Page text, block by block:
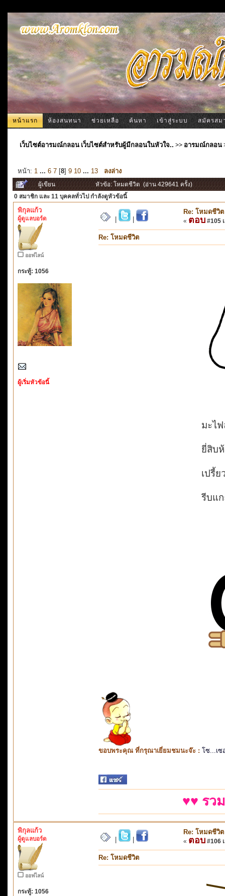
หน้าแรก ห้องสนทนา ช่วยเหลือ ค้นหา เข้าสู่ระบบ สมัครสม
เว็บไซต์อารมณ์กลอน เว็บไซต์สำหรับผู้มีกลอนในหัวใจ.. >> อารมณ์กลอน
หน้า: 1 ... 6 7 [8] 9 10 ... 13 ลงล่าง
ผู้เขียน
หัวข้อ: โหมดชีวิต (อ่าน 429641 ครั้ง)
0 สมาชิก และ 11 บุคคลทั่วไป กำลังดูหัวข้อนี้
พิกุลแก้ว
ผู้ดูแลบอร์ด
ออฟไลน์
กระทู้: 1056
ผู้เริ่มหัวข้อนี้
Re: โหมดชีวิต
« ตอบ #105
Re: โหมดชีวิต
มะไ
ยี่สิบ
เปรี้
รีบแก
ขอบพระคุณ ที่กรุณาเยี่ยมชมนะจ๊ะ : โซ...เซ
♥♥ รว
พิกุลแก้ว
ผู้ดูแลบอร์ด
ออฟไลน์
กระทู้: 1056
Re: โหมดชีวิต
« ตอบ #106
Re: โหมดชีวิต